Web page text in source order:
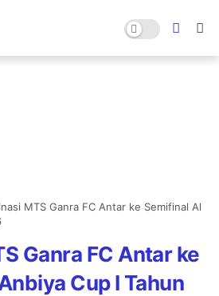
MTS Ganra FC Antar ke Semifinal Al
Ganra FC Antar ke
Cup I Tahun